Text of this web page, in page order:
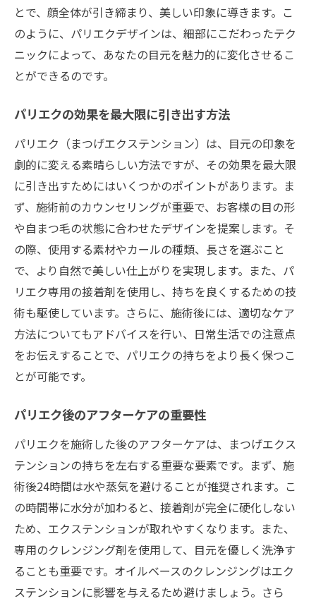
とで、顔全体が引き締まり、美しい印象に導きます。こ
のように、パリエクデザインは、細部にこだわったテク
ニックによって、あなたの目元を魅力的に変化させるこ
とができるのです。
パリエクの効果を最大限に引き出す方法
パリエク（まつげエクステンション）は、目元の印象を
劇的に変える素晴らしい方法ですが、その効果を最大限
に引き出すためにはいくつかのポイントがあります。ま
ず、施術前のカウンセリングが重要で、お客様の目の形
や自まつ毛の状態に合わせたデザインを提案します。そ
の際、使用する素材やカールの種類、長さを選ぶこと
で、より自然で美しい仕上がりを実現します。また、パ
リエク専用の接着剤を使用し、持ちを良くするための技
術も駆使しています。さらに、施術後には、適切なケア
方法についてもアドバイスを行い、日常生活での注意点
をお伝えすることで、パリエクの持ちをより長く保つこ
とが可能です。
パリエク後のアフターケアの重要性
パリエクを施術した後のアフターケアは、まつげエクス
テンションの持ちを左右する重要な要素です。まず、施
術後24時間は水や蒸気を避けることが推奨されます。こ
の時間帯に水分が加わると、接着剤が完全に硬化しない
ため、エクステンションが取れやすくなります。また、
専用のクレンジング剤を使用して、目元を優しく洗浄す
ることも重要です。オイルベースのクレンジングはエク
ステンションに影響を与えるため避けましょう。さら